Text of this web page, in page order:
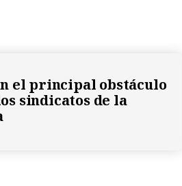
el principal obstáculo
sindicatos de la